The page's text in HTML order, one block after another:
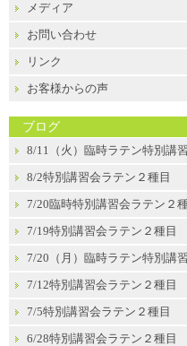
メディア
お問い合わせ
リンク
お客様からの声
ブログ
8/11（火）臨時ラテン特別講
8/2特別講習会ラテン２種目
7/20臨時特別講習会ラテン２
7/19特別講習会ラテン２種目
7/20（月）臨時ラテン特別講
7/12特別講習会ラテン２種目
7/5特別講習会ラテン２種目
6/28特別講習会ラテン２種目